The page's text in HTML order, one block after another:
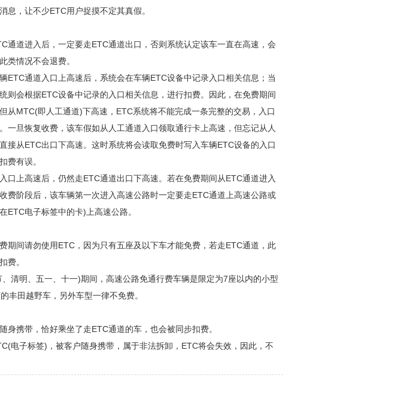
息，让不少ETC用户捉摸不定其真假。
通道进入后，一定要走ETC通道出口，否则系统认定该车一直在高速，会
类情况不会退费。
ETC通道入口上高速后，系统会在车辆ETC设备中记录入口相关信息；当
则会根据ETC设备中记录的入口相关信息，进行扣费。因此，在免费期间
从MTC(即人工通道)下高速，ETC系统将不能完成一条完整的交易，入口
一旦恢复收费，该车假如从人工通道入口领取通行卡上高速，但忘记从人
接从ETC出口下高速。这时系统将会读取免费时写入车辆ETC设备的入口
费有误。
口上高速后，仍然走ETC通道出口下高速。若在免费期间从ETC通道进入
费阶段后，该车辆第一次进入高速公路时一定要走ETC通道上高速公路或
ETC电子标签中的卡)上高速公路。
期间请勿使用ETC，因为只有五座及以下车才能免费，若走ETC通道，此
费。
清明、五一、十一)期间，高速公路免通行费车辆是限定为7座以内的小型
丰田越野车，另外车型一律不免费。
身携带，恰好乘坐了走ETC通道的车，也会被同步扣费。
电子标签)，被客户随身携带，属于非法拆卸，ETC将会失效，因此，不